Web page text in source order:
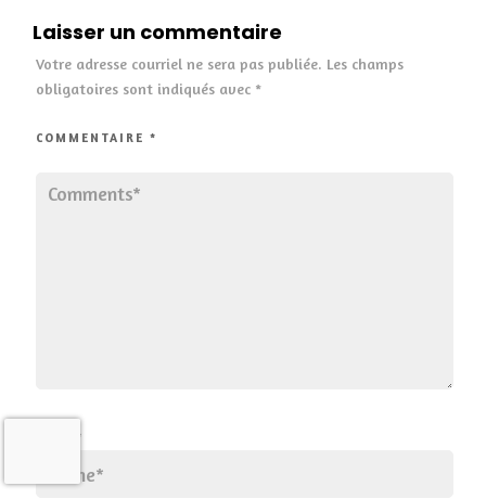
Laisser un commentaire
Votre adresse courriel ne sera pas publiée. Les champs
obligatoires sont indiqués avec *
COMMENTAIRE *
*